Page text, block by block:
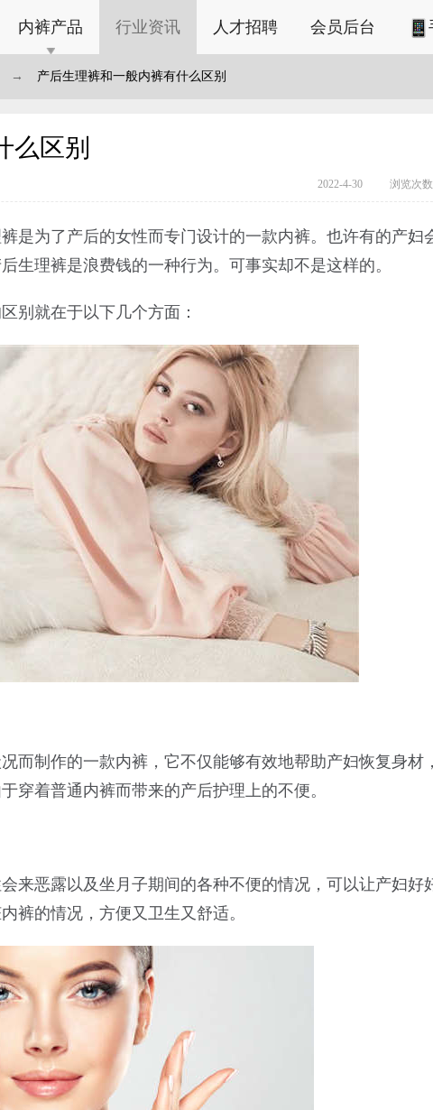
内裤产品 行业资讯 人才招聘 会员后台
→ 产后生理裤和一般内裤有什么区别
么区别
2022-4-30 浏览次
是为了产后的女性而专门设计的一款内裤。也许有的产妇
生理裤是浪费钱的一种行为。可事实却不是这样的。
别就在于以下几个方面：
而制作的一款内裤，它不仅能够有效地帮助产妇恢复身材
穿着普通内裤而带来的产后护理上的不便。
来恶露以及坐月子期间的各种不便的情况，可以让产妇好
裤的情况，方便又卫生又舒适。